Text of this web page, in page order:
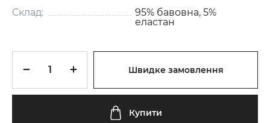
Склад:
95% бавовна, 5%
еластан
Швидке замовлення
Купити